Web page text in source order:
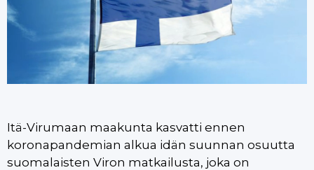
Itä-Virumaan maakunta kasvatti ennen
koronapandemian alkua idän suunnan osuutta
suomalaisten Viron matkailusta, joka on